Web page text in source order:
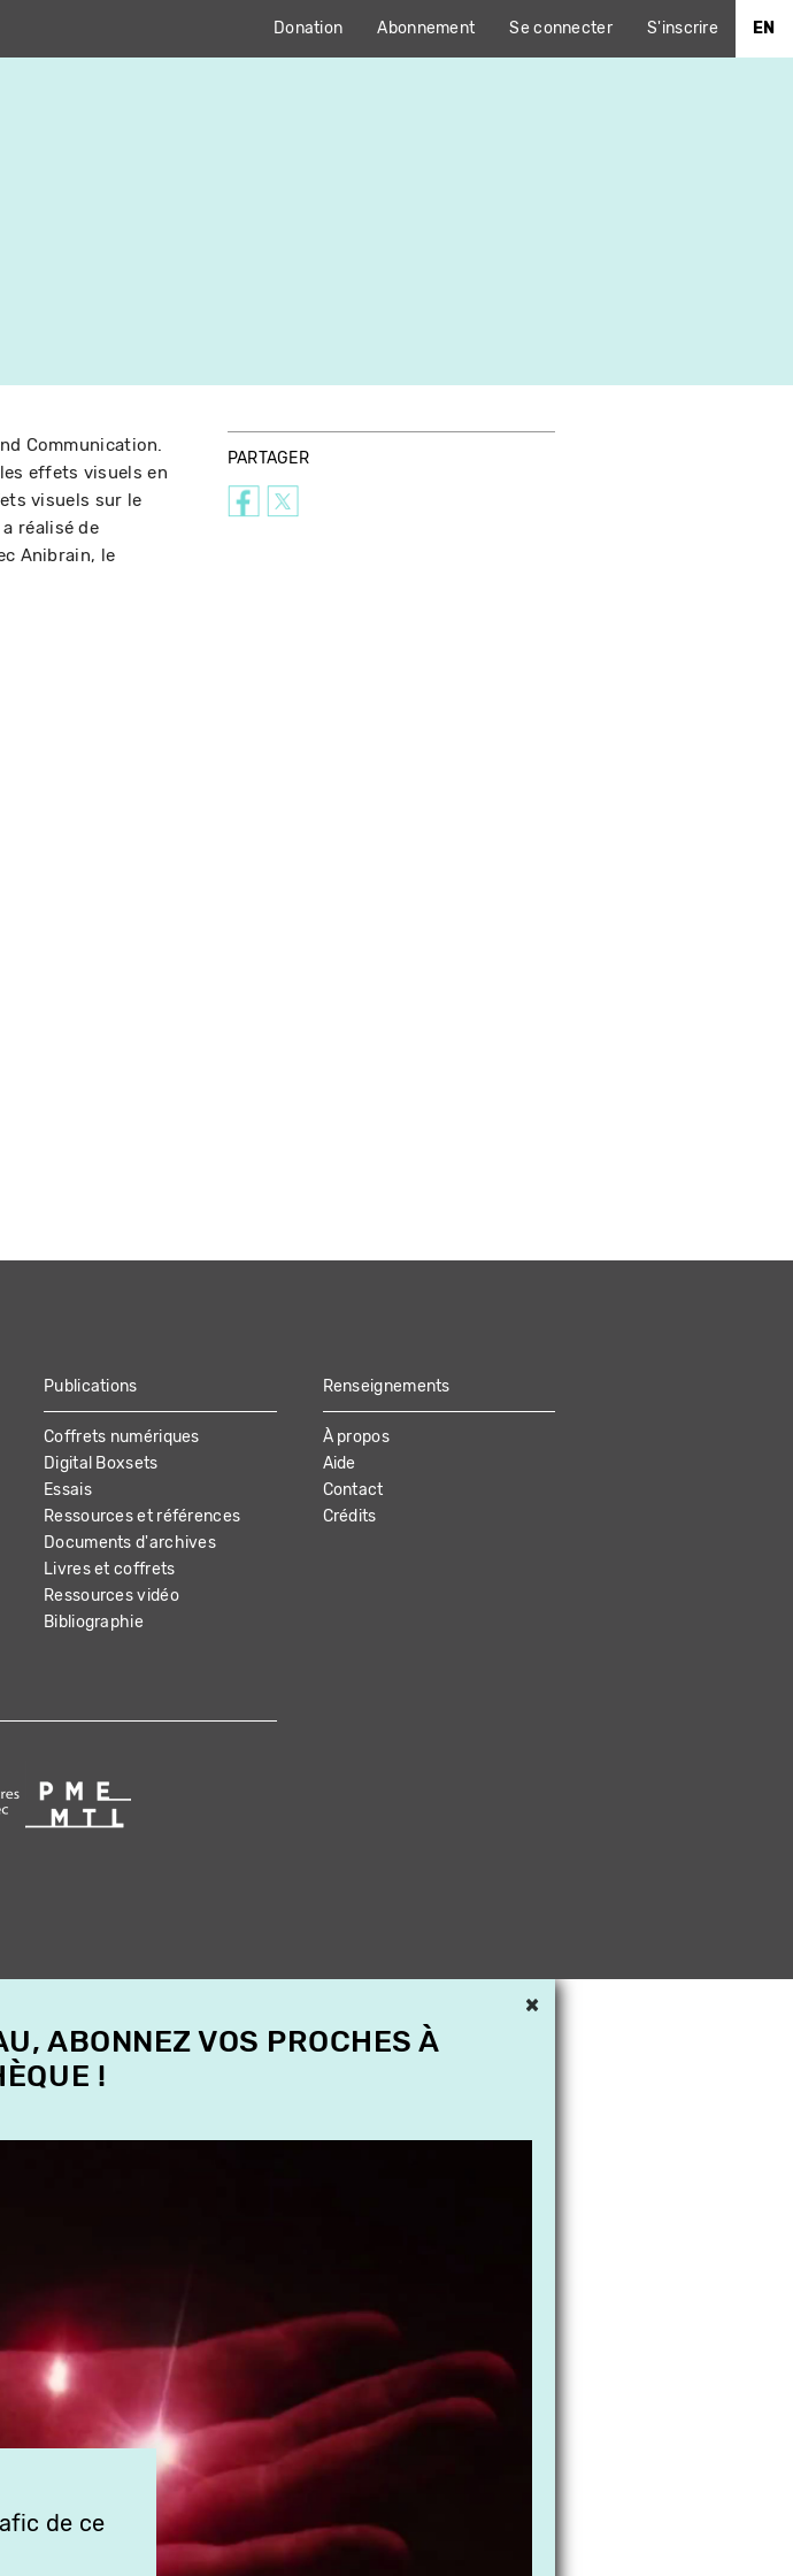
Donation Abonnement Se connecter S'inscrire EN
Communication.
effets visuels en
visuels sur le
réalisé de
Anibrain, le
PARTAGER
Publications
Coffrets numériques
Digital Boxsets
Essais
Ressources et références
Documents d'archives
Livres et coffrets
Ressources vidéo
Bibliographie
Renseignements
À propos
Aide
Contact
Crédits
de ce
×
ABONNEZ VOS PROCHES À
!